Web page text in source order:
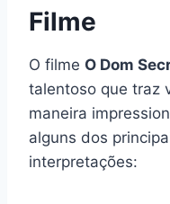
Filme
O filme O Dom
talentoso que traz
maneira
alguns dos
interpretações: